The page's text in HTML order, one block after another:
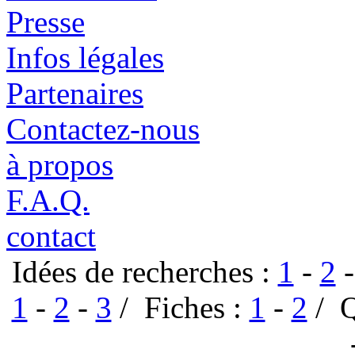
Presse
Infos légales
Partenaires
Contactez-nous
à propos
F.A.Q.
contact
Idées de recherches : 1 - 2
1 - 2 - 3 / Fiches : 1 - 2 /